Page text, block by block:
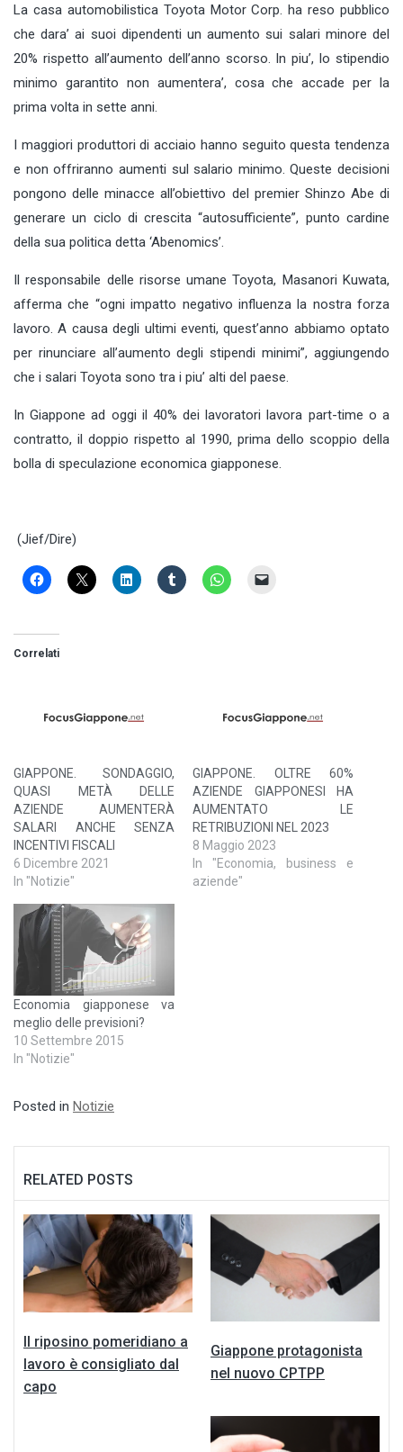
La casa automobilistica Toyota Motor Corp. ha reso pubblico
che dara’ ai suoi dipendenti un aumento sui salari minore del
20% rispetto all’aumento dell’anno scorso. In piu’, lo stipendio
minimo garantito non aumentera’, cosa che accade per la
prima volta in sette anni.
I maggiori produttori di acciaio hanno seguito questa tendenza
e non offriranno aumenti sul salario minimo. Queste decisioni
pongono delle minacce all’obiettivo del premier Shinzo Abe di
generare un ciclo di crescita “autosufficiente”, punto cardine
della sua politica detta ‘Abenomics’.
Il responsabile delle risorse umane Toyota, Masanori Kuwata,
afferma che “ogni impatto negativo influenza la nostra forza
lavoro. A causa degli ultimi eventi, quest’anno abbiamo optato
per rinunciare all’aumento degli stipendi minimi”, aggiungendo
che i salari Toyota sono tra i piu’ alti del paese.
In Giappone ad oggi il 40% dei lavoratori lavora part-time o a
contratto, il doppio rispetto al 1990, prima dello scoppio della
bolla di speculazione economica giapponese.
(Jief/Dire)
Correlati
GIAPPONE. SONDAGGIO,
QUASI METÀ DELLE
AZIENDE AUMENTERÀ
SALARI ANCHE SENZA
INCENTIVI FISCALI
6 Dicembre 2021
In "Notizie"
GIAPPONE. OLTRE 60%
AZIENDE GIAPPONESI HA
AUMENTATO LE
RETRIBUZIONI NEL 2023
8 Maggio 2023
In "Economia, business e
aziende"
Economia giapponese va
meglio delle previsioni?
10 Settembre 2015
In "Notizie"
Posted in Notizie
RELATED POSTS
Il riposino pomeridiano a
lavoro è consigliato dal
capo
Giappone protagonista
nel nuovo CPTPP